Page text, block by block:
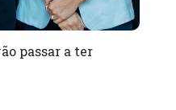
passar a ter